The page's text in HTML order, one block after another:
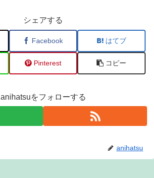
シェアする
Facebook はてブ
Pinterest コピー
anihatsuをフォローする
anihatsu